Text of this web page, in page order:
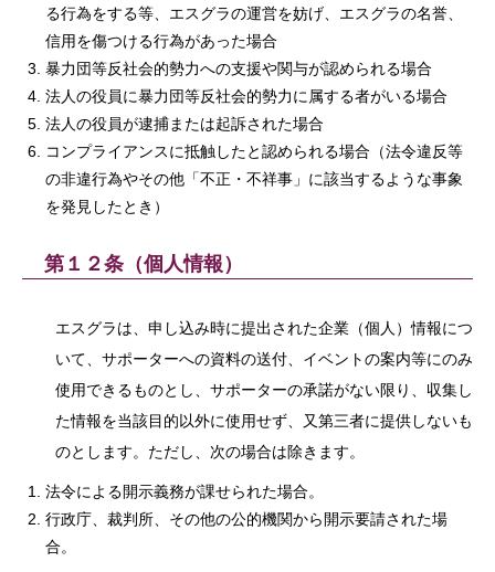
る行為をする等、エスグラの運営を妨げ、エスグラの名誉、
信用を傷つける行為があった場合
暴力団等反社会的勢力への支援や関与が認められる場合
法人の役員に暴力団等反社会的勢力に属する者がいる場合
法人の役員が逮捕または起訴された場合
コンプライアンスに抵触したと認められる場合（法令違反等
の非違行為やその他「不正・不祥事」に該当するような事象
を発見したとき）
第１２条（個人情報）
エスグラは、申し込み時に提出された企業（個人）情報につ
いて、サポーターへの資料の送付、イベントの案内等にのみ
使用できるものとし、サポーターの承諾がない限り、収集し
た情報を当該目的以外に使用せず、又第三者に提供しないも
のとします。ただし、次の場合は除きます。
法令による開示義務が課せられた場合。
行政庁、裁判所、その他の公的機関から開示要請された場
合。